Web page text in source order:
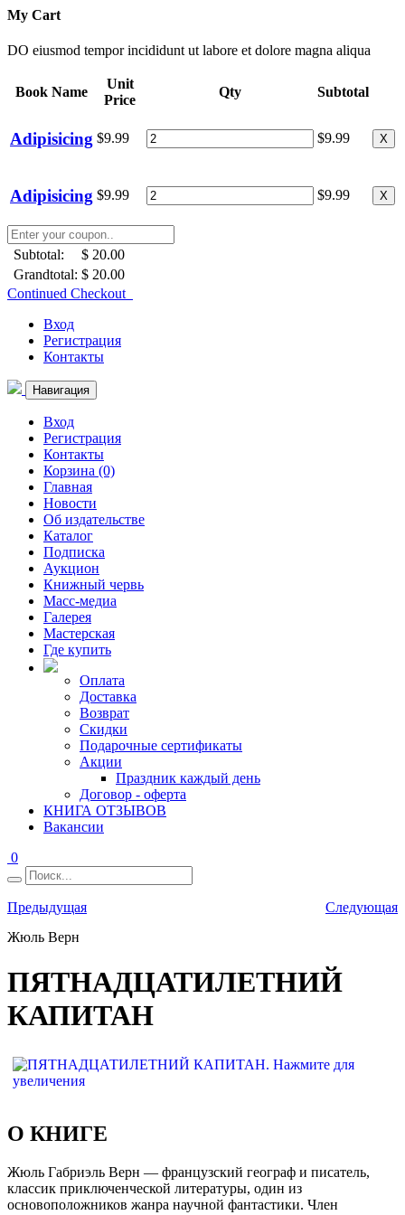
My Cart
DO eiusmod tempor incididunt ut labore et dolore magna aliqua
Book Name
Unit
Price
Qty Subtotal
Adipisicing $9.99 $9.99 X
Adipisicing $9.99 $9.99 X
Subtotal:
$ 20.00
Grandtotal: $ 20.00
Continued Checkout
Вход
Регистрация
Контакты
Навигация
Вход
Регистрация
Контакты
Корзина (0)
Главная
Новости
Об издательстве
Каталог
Подписка
Аукцион
Книжный червь
Масс-медиа
Галерея
Мастерская
Где купить
Оплата
Доставка
Возврат
Скидки
Подарочные сертификаты
Акции
Праздник каждый день
Договор - оферта
КНИГА ОТЗЫВОВ
Вакансии
0
Предыдущая
Следующая
Жюль Верн
ПЯТНАДЦАТИЛЕТНИЙ
КАПИТАН
О КНИГЕ
Жюль Габриэль Верн — французский географ и писатель,
классик приключенческой литературы, один из
основоположников жанра научной фантастики. Член